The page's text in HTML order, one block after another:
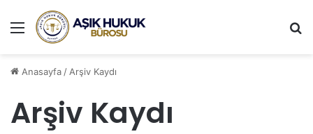
Menü
Anasayfa/Arşiv Kaydı
Arşiv Kaydı